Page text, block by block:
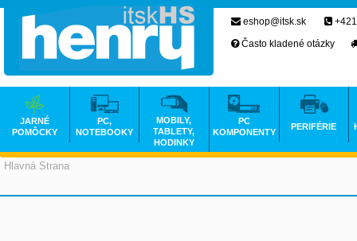
Hlavná Strana
eshop@itsk.sk
Často kladené otázky
JARNÉ
POMÔCKY
PC,
NOTEBOOKY
MOBILY,
TABLETY,
HODINKY
PC
KOMPONENTY
PERIFÉRIE